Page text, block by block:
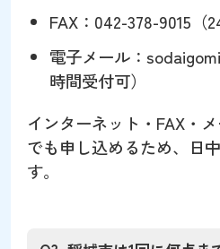
FAX：042-378-9015（
電子メール：
時間受付可）
インターネット・FAX・
でも申し込めるため、日
す。